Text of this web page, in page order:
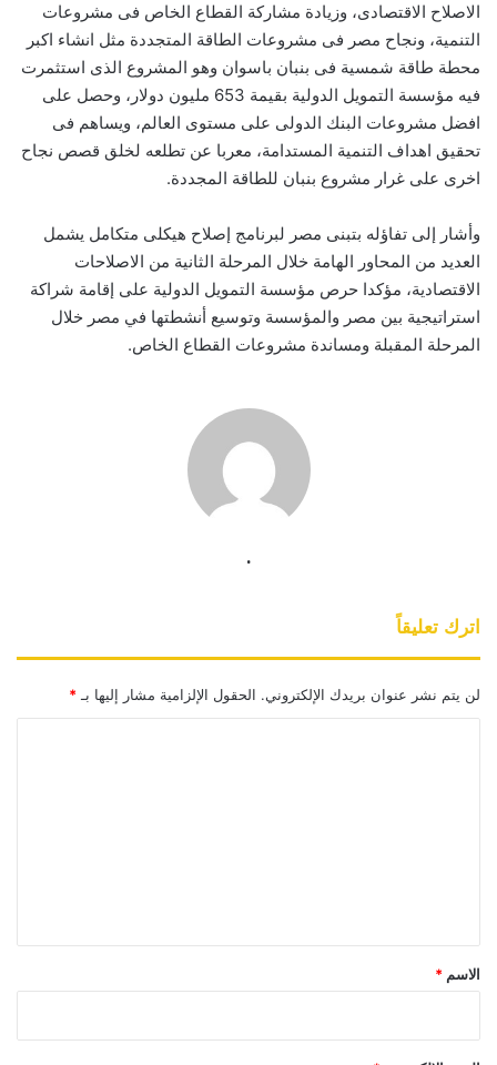
الاصلاح الاقتصادى، وزيادة مشاركة القطاع الخاص فى مشروعات
التنمية، ونجاح مصر فى مشروعات الطاقة المتجددة مثل انشاء اكبر
محطة طاقة شمسية فى بنبان باسوان وهو المشروع الذى استثمرت
فيه مؤسسة التمويل الدولية بقيمة 653 مليون دولار، وحصل على
افضل مشروعات البنك الدولى على مستوى العالم، ويساهم فى
تحقيق اهداف التنمية المستدامة، معربا عن تطلعه لخلق قصص نجاح
اخرى على غرار مشروع بنبان للطاقة المجددة.
وأشار إلى تفاؤله بتبنى مصر لبرنامج إصلاح هيكلى متكامل يشمل
العديد من المحاور الهامة خلال المرحلة الثانية من الاصلاحات
الاقتصادية، مؤكدا حرص مؤسسة التمويل الدولية على إقامة شراكة
استراتيجية بين مصر والمؤسسة وتوسيع أنشطتها في مصر خلال
المرحلة المقبلة ومساندة مشروعات القطاع الخاص.
.
اترك تعليقاً
لن يتم نشر عنوان بريدك الإلكتروني. الحقول الإلزامية مشار إليها بـ *
*
الاسم *